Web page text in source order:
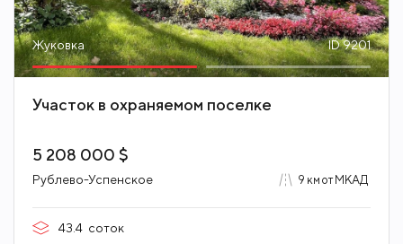
Жуковка ID 9201
Участок в охраняемом поселке
5 208 000 $
Рублево-Успенское 9 км от МКАД
43.4 соток